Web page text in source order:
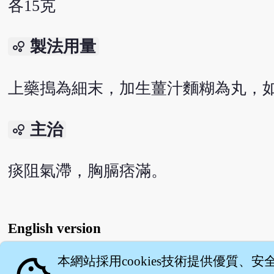
各15克
bubble_chart 製法用量
上藥搗為細末，加生薑汁麵糊為丸，
bubble_chart 主治
痰阻氣滯，胸膈痞滿。
English version
本網站採用cookies技術提供優質、安